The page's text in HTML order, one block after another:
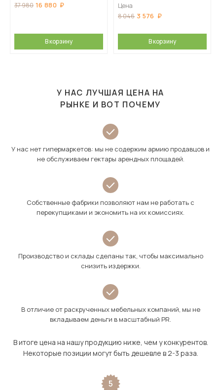
37 980 16 880
В корзину
Цена
8 046 3 576
В корзину
У НАС ЛУЧШАЯ ЦЕНА НА
РЫНКЕ И ВОТ ПОЧЕМУ
У нас нет гипермаркетов: мы не содержим армию продавцов и
не обслуживаем гектары арендных площадей.
Собственные фабрики позволяют нам не работать с
перекупщиками и экономить на их комиссиях.
Производство и склады сделаны так, чтобы максимально
снизить издержки.
В отличие от раскрученных мебельных компаний, мы не
вкладываем деньги в масштабный PR.
В итоге цена на нашу продукцию ниже, чем у конкурентов.
Некоторые позиции могут быть дешевле в 2-3 раза.
5